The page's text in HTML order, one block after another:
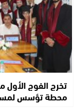
تخرج الفوج الأول
محطة تؤسس